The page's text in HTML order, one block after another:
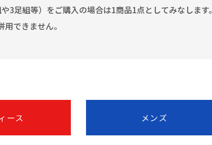
3足組等）をご購入の場合は1商品1点としてみなします。
できません。
ース メンズ